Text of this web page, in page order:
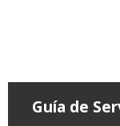
Guía de